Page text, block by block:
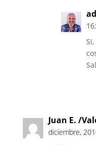
Juan E. /
diciembre,